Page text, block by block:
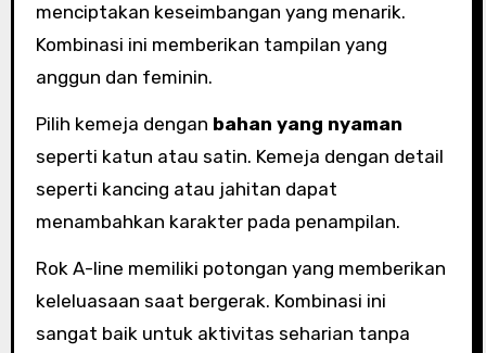
menciptakan keseimbangan yang menarik.
Kombinasi ini memberikan tampilan yang
anggun dan feminin.
Pilih kemeja dengan bahan yang nyaman
seperti katun atau satin. Kemeja dengan detail
seperti kancing atau jahitan dapat
menambahkan karakter pada penampilan.
Rok A-line memiliki potongan yang memberikan
keleluasaan saat bergerak. Kombinasi ini
sangat baik untuk aktivitas seharian tanpa